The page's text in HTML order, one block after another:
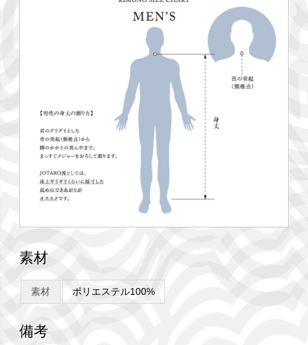
素材
素材 ポリエステル100%
備考